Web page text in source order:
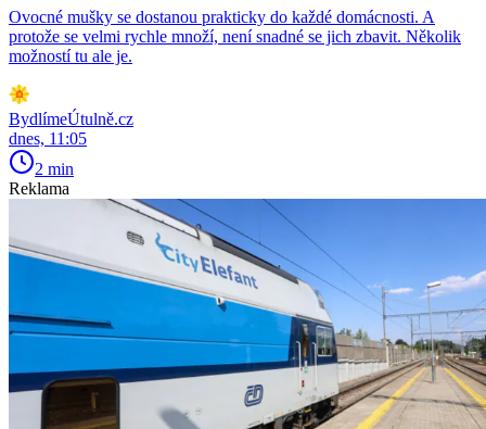
Ovocné mušky se dostanou prakticky do každé domácnosti. A
protože se velmi rychle množí, není snadné se jich zbavit. Několik
možností tu ale je.
BydlímeÚtulně.cz
dnes, 11:05
2 min
Reklama